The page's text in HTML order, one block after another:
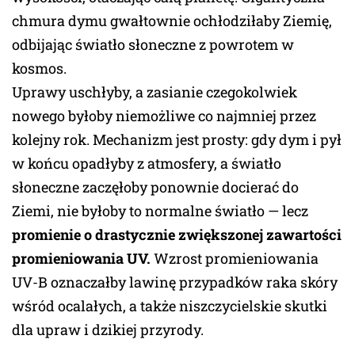
chmura dymu gwałtownie ochłodziłaby Ziemię,
odbijając światło słoneczne z powrotem w
kosmos.
Uprawy uschłyby, a zasianie czegokolwiek
nowego byłoby niemożliwe co najmniej przez
kolejny rok. Mechanizm jest prosty: gdy dym i pył
w końcu opadłyby z atmosfery, a światło
słoneczne zaczęłoby ponownie docierać do
Ziemi, nie byłoby to normalne światło — lecz
promienie o drastycznie zwiększonej zawartości
promieniowania UV. Wzrost promieniowania
UV-B oznaczałby lawinę przypadków raka skóry
wśród ocalałych, a także niszczycielskie skutki
dla upraw i dzikiej przyrody.